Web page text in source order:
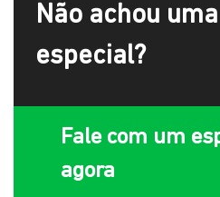
Não achou
especial?
Fale com um
agora